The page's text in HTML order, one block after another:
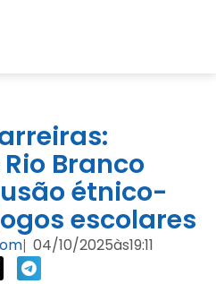
Branco
étnico-
escolares
| 04/10/2025às19:11